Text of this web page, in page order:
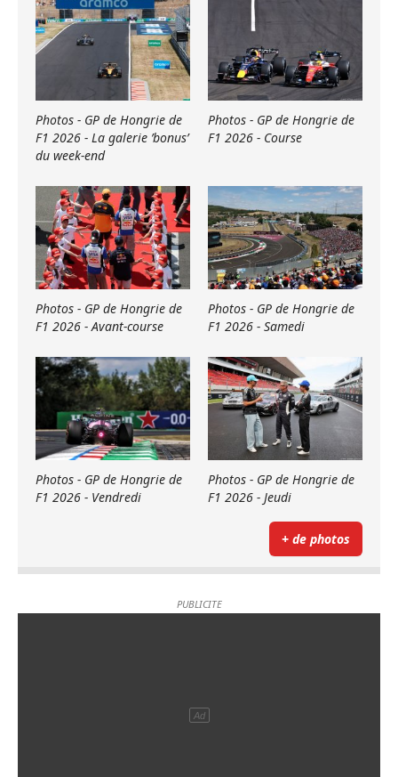
Photos - GP de Hongrie de
F1 2026 - La galerie ’bonus’
du week-end
Photos - GP de Hongrie de
F1 2026 - Course
Photos - GP de Hongrie de
F1 2026 - Avant-course
Photos - GP de Hongrie de
F1 2026 - Samedi
Photos - GP de Hongrie de
F1 2026 - Vendredi
Photos - GP de Hongrie de
F1 2026 - Jeudi
+ de photos